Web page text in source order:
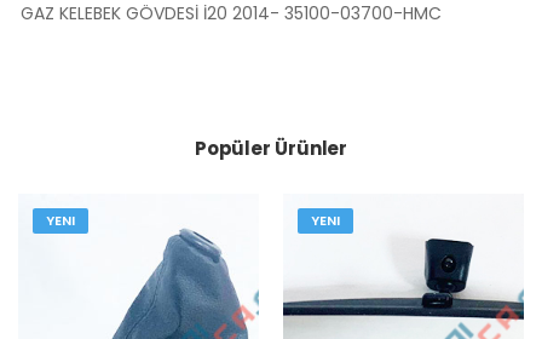
GAZ KELEBEK GÖVDESİ İ20 2014- 35100-03700-HMC
Popüler Ürünler
YENI YENI